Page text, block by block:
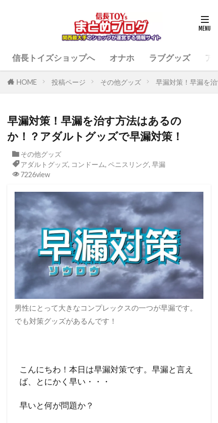
信長トイズショップへ オナホ ラブグッズ ア
HOME 投稿ページ その他グッズ 早漏対策！早漏を
早漏対策！早漏を治す方法はあるの
か！？アダルトグッズで早漏対策！
その他グッズ
アダルトグッズ, コンドーム, ペニスリング, 早漏
7226view
男性にとって大きなコンプレックスの一つが早漏です。
でも対策グッズがあるんです！
こんにちわ！本日は早漏対策です。早漏と言え
ば、とにかく早い・・・
早いと何が問題か？